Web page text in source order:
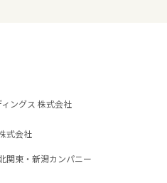
ングス 株式会社
式会社
関東・新潟カンパニー